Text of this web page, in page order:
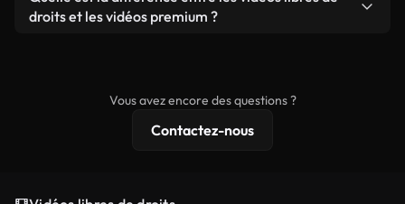
prêtes à l'emploi.
remixer nos vidéos. Assurez-vous simplement que
droits et les vidéos premium ?
résolution 4K et des protections de licence
Vous avez encore des questions ?
Contactez-nous